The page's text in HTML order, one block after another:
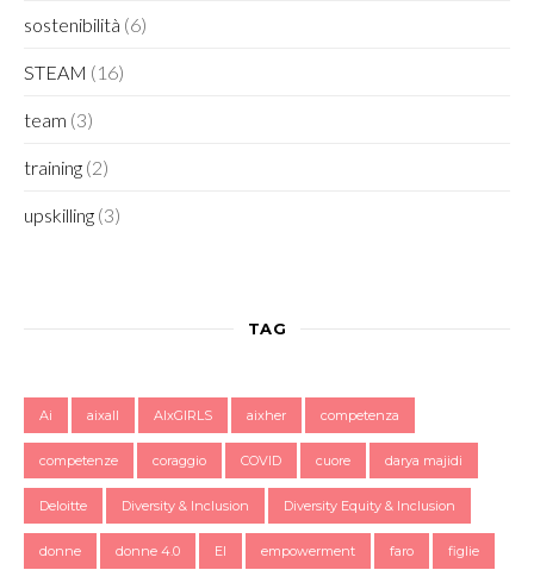
sostenibilità (6)
STEAM (16)
team (3)
training (2)
upskilling (3)
TAG
Ai aixall AIxGIRLS aixher competenza
competenze coraggio COVID cuore darya majidi
Deloitte Diversity & Inclusion Diversity Equity & Inclusion
donne donne 4.0 EI empowerment faro figlie